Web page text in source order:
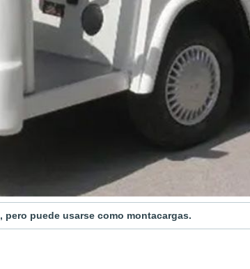
puede usarse como montacargas.